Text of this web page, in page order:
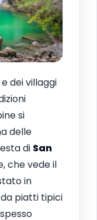
e dei villaggi
si
delle
di San
che vede il
in
piatti tipici